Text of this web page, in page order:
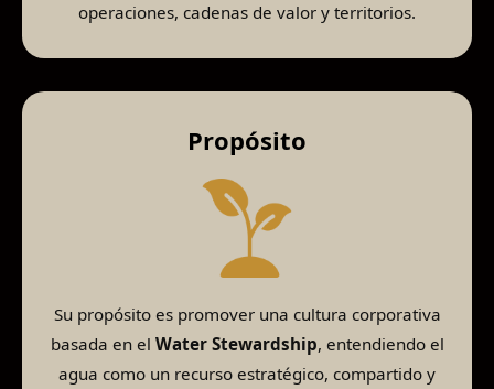
operaciones, cadenas de valor y territorios.
Propósito
Su propósito es promover una cultura corporativa
basada en el Water Stewardship, entendiendo el
agua como un recurso estratégico, compartido y